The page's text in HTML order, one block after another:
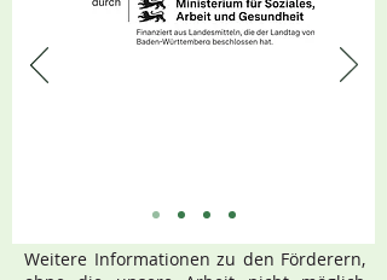
Weitere Informationen zu den Förderern,